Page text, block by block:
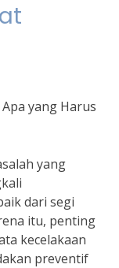
yang Harus
yang
dari segi
itu, penting
kecelakaan
preventif